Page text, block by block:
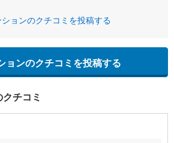
ョンのクチコミを投稿する
ョンのクチコミを投稿する
チコミ